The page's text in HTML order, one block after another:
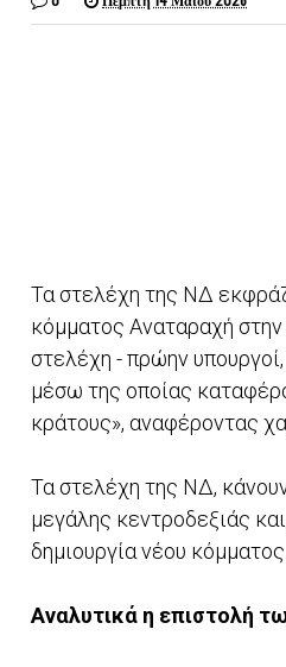
Τα στελέχη της ΝΔ
κόμματος Αναταραχή
στελέχη - πρώην
μέσω της οποίας
κράτους», αναφέροντας
Τα στελέχη της ΝΔ,
μεγάλης κεντροδεξιάς
δημιουργία νέου κόμματος.
Αναλυτικά η επιστολή